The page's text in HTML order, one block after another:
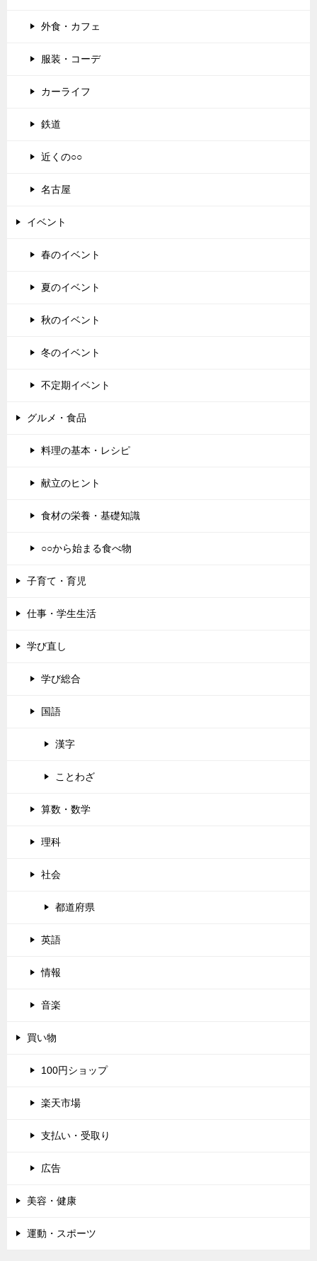
外食・カフェ
服装・コーデ
カーライフ
鉄道
近くの○○
名古屋
イベント
春のイベント
夏のイベント
秋のイベント
冬のイベント
不定期イベント
グルメ・食品
料理の基本・レシピ
献立のヒント
食材の栄養・基礎知識
○○から始まる食べ物
子育て・育児
仕事・学生生活
学び直し
学び総合
国語
漢字
ことわざ
算数・数学
理科
社会
都道府県
英語
情報
音楽
買い物
100円ショップ
楽天市場
支払い・受取り
広告
美容・健康
運動・スポーツ